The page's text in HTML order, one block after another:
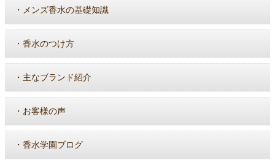
・ メンズ香水の基礎知識
・ 香水のつけ方
・ 主なブランド紹介
・ お客様の声
・ 香水学園ブログ